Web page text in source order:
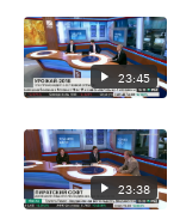
23:45
23:38